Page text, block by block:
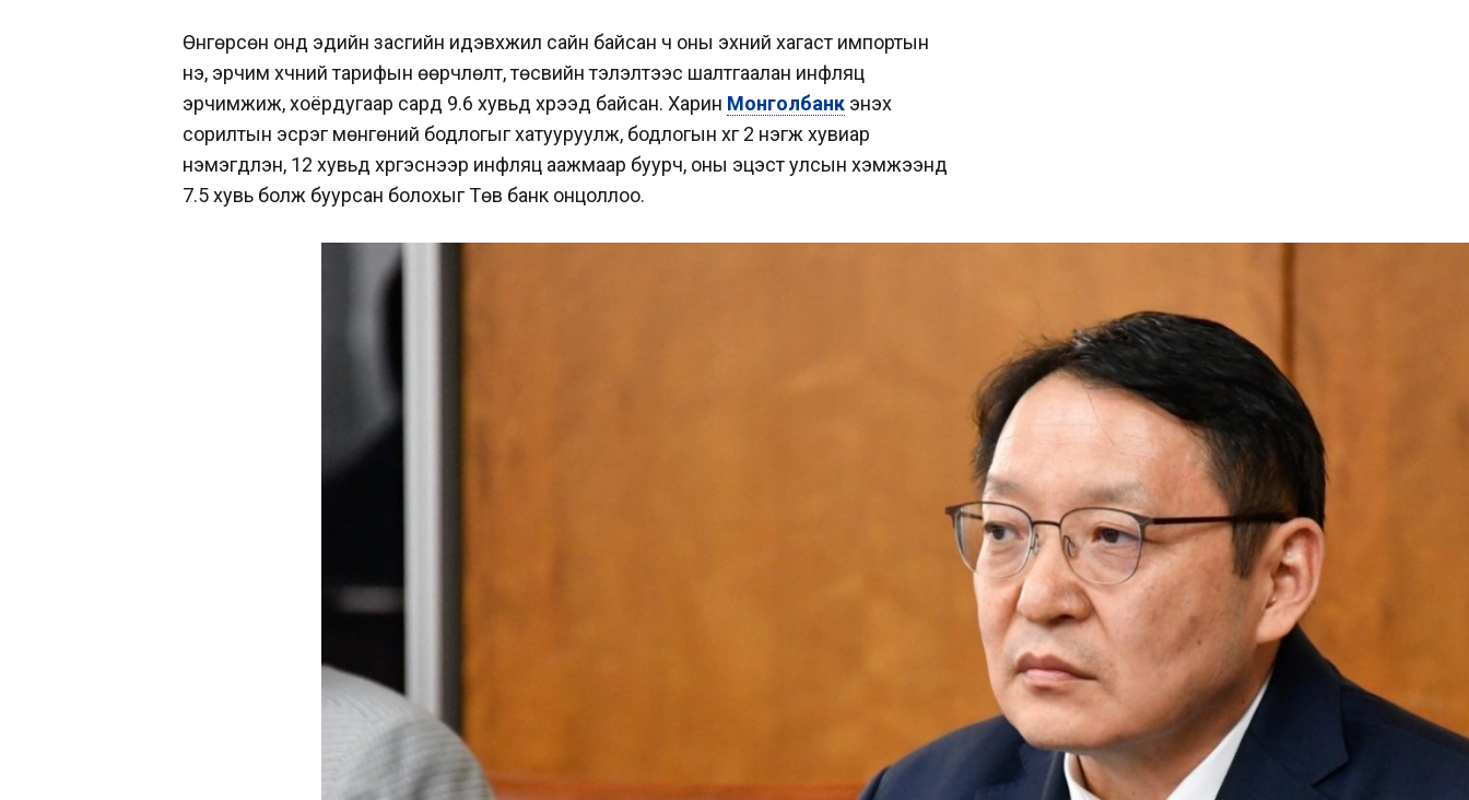
Өнгөрсөн онд эдийн засгийн идэвхжил сайн байсан ч оны эхний хагаст импортын
үнэ, эрчим хүчний тарифын өөрчлөлт, төсвийн тэлэлтээс шалтгаалан инфляц
эрчимжиж, хоёрдугаар сард 9.6 хувьд хүрээд байсан. Харин Монголбанк энэхүү
сорилтын эсрэг мөнгөний бодлогыг хатууруулж, бодлогын хүүг 2 нэгж хувиар
нэмэгдүүлэн, 12 хувьд хүргэснээр инфляц аажмаар буурч, оны эцэст улсын хэмжээнд
7.5 хувь болж буурсан болохыг Төв банк онцоллоо.